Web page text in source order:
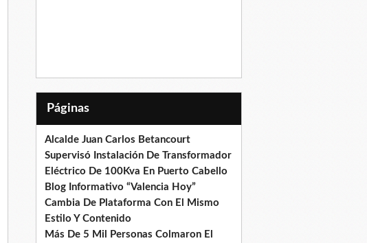
Páginas
Alcalde Juan Carlos Betancourt
Supervisó Instalación De Transformador
Eléctrico De 100Kva En Puerto Cabello
Blog Informativo “Valencia Hoy”
Cambia De Plataforma Con El Mismo
Estilo Y Contenido
Más De 5 Mil Personas Colmaron El